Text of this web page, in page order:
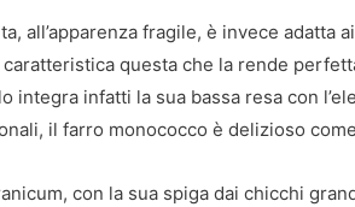
all’apparenza fragile, è invece
questa che la rende
integra infatti la sua bassa resa con
il farro monococco è delizioso
con la sua spiga dai chicchi